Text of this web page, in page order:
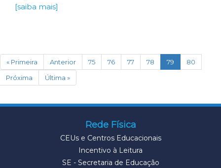
[saiba mais]
« Primeira Anterior 75 76 77 78 79 (current)
80
Próxima
Última »
Rede Física
CEUs e Centros Educacionais
Incentivo à Leitura
SE - Secretaria de Educação